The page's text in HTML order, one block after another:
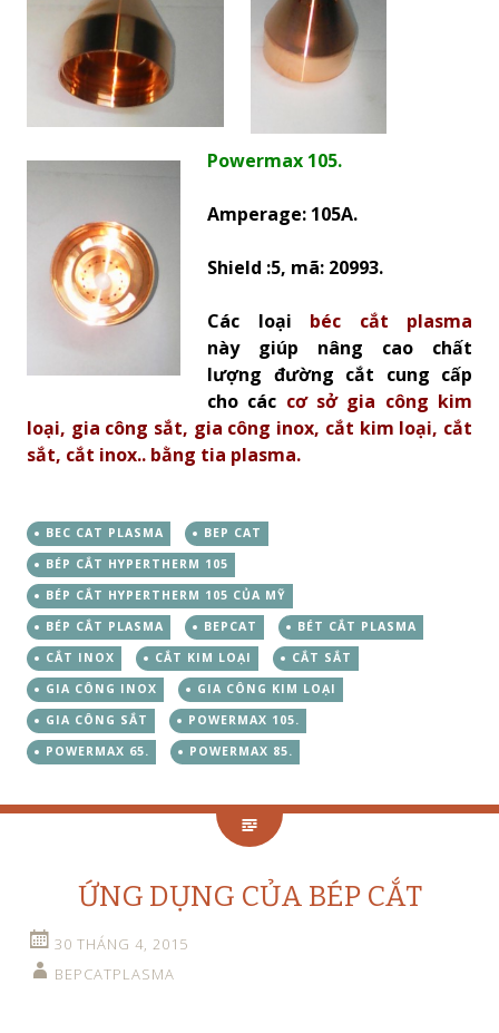
Powermax 105.
Amperage: 105A.
Shield :5, mã: 20993.
Các loại
béc cắt plasma
này giúp nâng cao chất
lượng đường cắt cung cấp
cho các cơ sở gia công kim
loại, gia công sắt, gia công inox, cắt kim loại, cắt
sắt, cắt inox.. bằng tia plasma.
BEC CAT PLASMA
BEP CAT
BÉP CẮT HYPERTHERM 105
BÉP CẮT HYPERTHERM 105 CỦA MỸ
BÉP CẮT PLASMA
BEPCAT
BÉT CẮT PLASMA
CẮT INOX
CẮT KIM LOẠI
CẮT SẮT
GIA CÔNG INOX
GIA CÔNG KIM LOẠI
GIA CÔNG SẮT
POWERMAX 105.
POWERMAX 65.
POWERMAX 85.
ỨNG DỤNG CỦA BÉP CẮT
30 THÁNG 4, 2015
BEPCATPLASMA